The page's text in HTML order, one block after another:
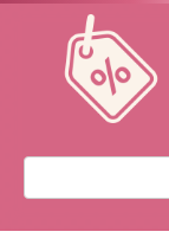
Перейти
контенту
Поиск: